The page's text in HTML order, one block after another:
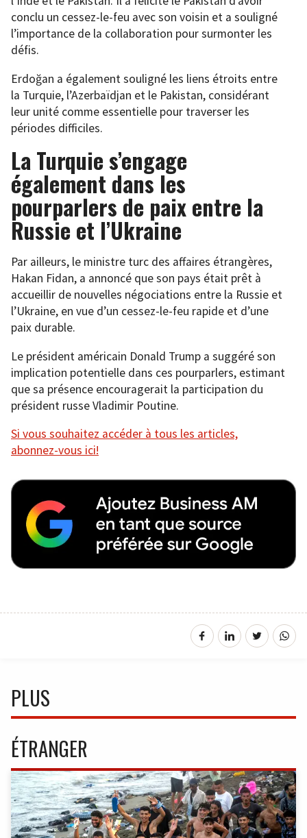
conclu un cessez-le-feu avec son voisin et a souligné
l’importance de la collaboration pour surmonter les
défis.
Erdoğan a également souligné les liens étroits entre
la Turquie, l’Azerbaïdjan et le Pakistan, considérant
leur unité comme essentielle pour traverser les
périodes difficiles.
La Turquie s’engage
également dans les
pourparlers de paix entre la
Russie et l’Ukraine
Par ailleurs, le ministre turc des affaires étrangères,
Hakan Fidan, a annoncé que son pays était prêt à
accueillir de nouvelles négociations entre la Russie et
l’Ukraine, en vue d’un cessez-le-feu rapide et d’une
paix durable.
Le président américain Donald Trump a suggéré son
implication potentielle dans ces pourparlers, estimant
que sa présence encouragerait la participation du
président russe Vladimir Poutine.
Si vous souhaitez accéder à tous les articles,
abonnez-vous ici!
PLUS
ÉTRANGER